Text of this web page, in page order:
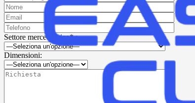
Settore merceologico* :
Dimensioni: